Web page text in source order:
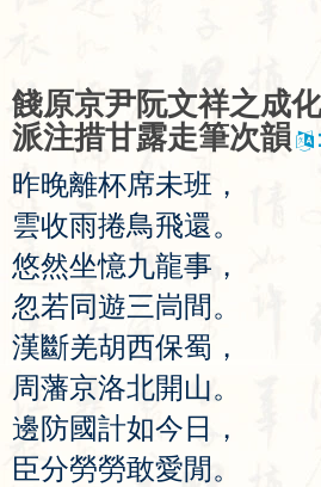
餞原京尹阮文祥之成化
派注措甘露走筆次韻
昨晚離杯席未班 ，
雲收雨捲鳥飛還。
悠然坐憶九龍事 ，
忽若同遊三峝間。
漢斷羌胡西保蜀 ，
周藩京洛北開山。
邊防國計如今 日 ，
臣分勞勞敢愛閒。